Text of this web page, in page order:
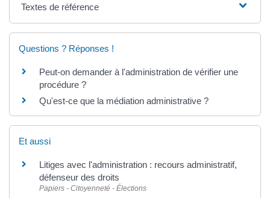
Textes de référence
Questions ? Réponses !
Peut-on demander à l'administration de vérifier une
procédure ?
Qu'est-ce que la médiation administrative ?
Et aussi
Litiges avec l'administration : recours administratif,
défenseur des droits
Papiers - Citoyenneté - Élections